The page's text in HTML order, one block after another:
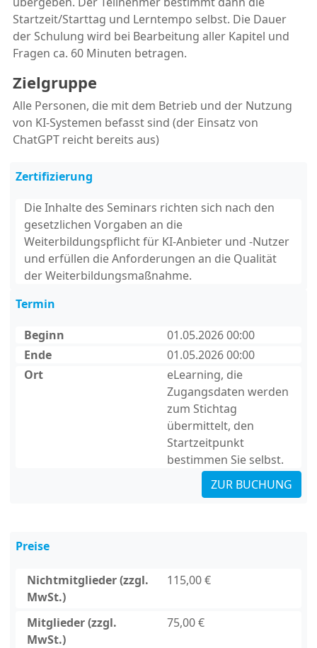
Startzeit/Starttag und Lerntempo selbst. Die Dauer
der Schulung wird bei Bearbeitung aller Kapitel und
Fragen ca. 60 Minuten betragen.
Zielgruppe
Alle Personen, die mit dem Betrieb und der Nutzung
von KI-Systemen befasst sind (der Einsatz von
ChatGPT reicht bereits aus)
Zertifizierung
Die Inhalte des Seminars richten sich nach den
gesetzlichen Vorgaben an die
Weiterbildungspflicht für KI-Anbieter und -Nutzer
und erfüllen die Anforderungen an die Qualität
der Weiterbildungsmaßnahme.
Termin
Beginn
01.05.2026 00:00
Ende
01.05.2026 00:00
Ort
eLearning, die
Zugangsdaten werden
zum Stichtag
übermittelt, den
Startzeitpunkt
bestimmen Sie selbst.
ZUR BUCHUNG
Preise
Nichtmitglieder (zzgl.
MwSt.)
115,00 €
Mitglieder (zzgl.
MwSt.)
75,00 €